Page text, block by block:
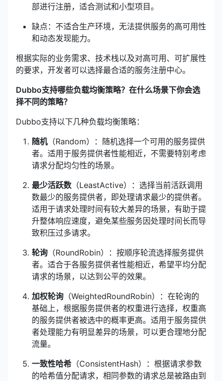
部进行注册，适合测试和小型项目。
缺点：不适合生产环境，无法提供服务的高可用性
和动态发现能力。
根据实际的业务需求、技术栈以及对高可用、可扩展性
的要求，开发者可以选择最合适的服务注册中心。
Dubbo支持哪些负载均衡策略？在什么场景下你会选
择不同的策略？
Dubbo支持以下几种负载均衡策略：
随机（Random）：随机选择一个可用的服务提供
者。适用于服务提供者性能相近，不需要特别考虑
请求分配均匀性的场景。
最少活跃数 （LeastActive）：选择当前活跃调用
数最少的服务提供者，即处理请求最少的提供者。
适用于请求处理时间有较大差异的场景，有助于提
升整体响应速度，避免某些服务因处理时间长而导
致积压过多请求。
轮询 （RoundRobin）：按顺序轮流选择服务提供
者。适合于各服务提供者性能相近，希望平均分配
请求的场景，以达到公平的效果。
加权轮询 （WeightedRoundRobin）：在轮询的
基础上，根据服务提供者的权重进行选择，权重高
的服务提供者被选中的概率更高。适用于服务提供
者处理能力有明显差异的场景，可以更合理地分配
流量。
一致性哈希 （ConsistentHash）：根据请求参数
的哈希值分配请求，相同参数的请求总是被路由到